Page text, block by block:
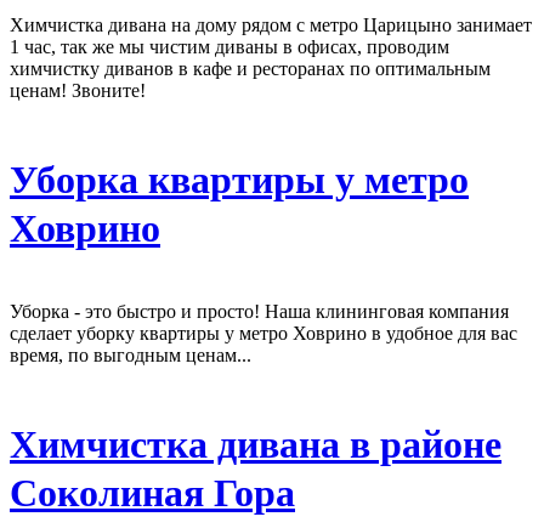
Химчистка дивана на дому рядом с метро Царицыно занимает
1 час, так же мы чистим диваны в офисах, проводим
химчистку диванов в кафе и ресторанах по оптимальным
ценам! Звоните!
Уборка квартиры у метро
Ховрино
Уборка - это быстро и просто! Наша клининговая компания
сделает уборку квартиры у метро Ховрино в удобное для вас
время, по выгодным ценам...
Химчистка дивана в районе
Соколиная Гора